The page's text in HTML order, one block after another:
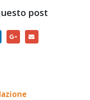
post